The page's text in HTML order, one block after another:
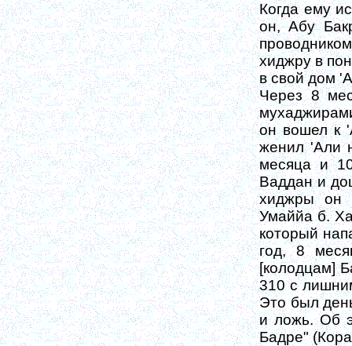
Когда ему
он, Абу
хиджру в
в свой дом
Через 8
он во­шел к
женил 'Али
месяца и
Ваддан и
хиджры он
Умаййа б.
который
год, 8
[колодцам]
310 с
Это был
и ложь. Об
Бадре"